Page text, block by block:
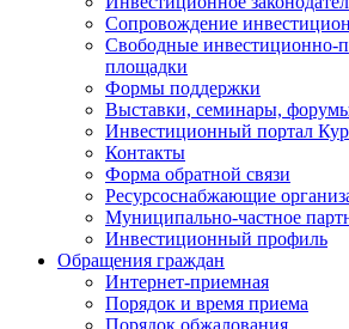
Сопровождение
Свободные инвестиционно-
площадки
Формы поддержки
Выставки, семинары,
Инвестиционный портал
Контакты
Форма обратной связи
Ресурсоснабжающие
Муниципально-частное
Инвестиционный профиль
Обращения граждан
Интернет-приемная
Порядок и время приема
Порядок обжалования